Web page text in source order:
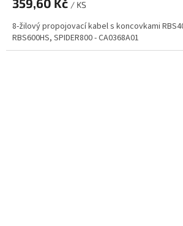
359,60 Kč / KS
8-žilový propojovací kabel s koncovkami
RBS600HS, SPIDER800 - CA0368A01